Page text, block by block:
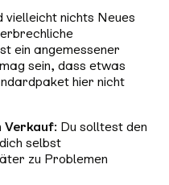
vielleicht nichts Neues
ein angemessener
sein, dass etwas
hier nicht
Verkauf: Du solltest den
selbst
zu Problemen